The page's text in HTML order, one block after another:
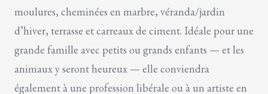
moulures, cheminées en marbre, véranda/jardin
d’hiver, terrasse et carreaux de ciment. Idéale pour une
grande famille avec petits ou grands enfants — et les
animaux y seront heureux — elle conviendra
également à une profession libérale ou à un artiste en